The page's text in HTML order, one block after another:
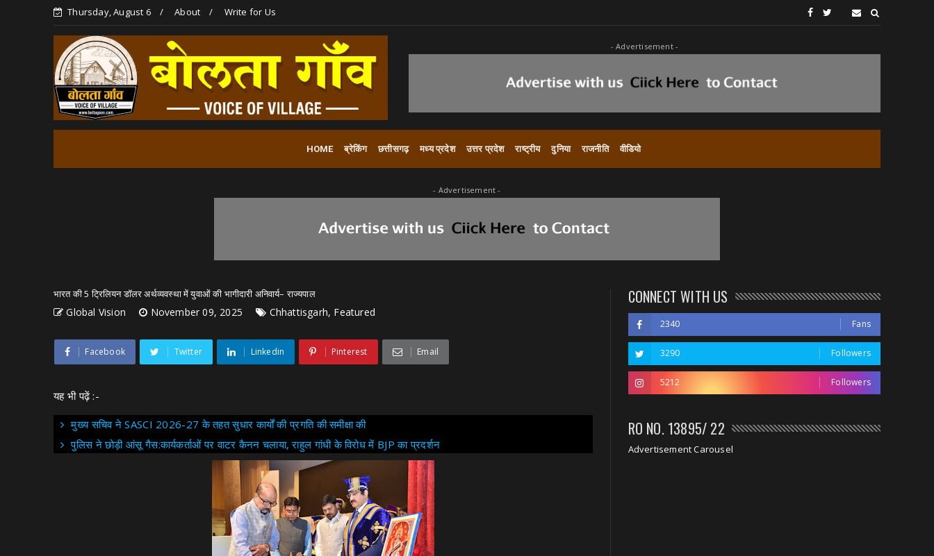
Thursday, August 6 About Write for Us
- Advertisement -
HOME ब्रेकिंग छत्तीसगढ़ मध्य प्रदेश उत्तर प्रदेश राष्ट्रीय दुनिया राजनीति वीडियो
- Advertisement -
भारत की 5 ट्रिलियन डॉलर अर्थव्यवस्था में युवाओं की भागीदारी अनिवार्य– राज्यपाल
Global Vision November 09, 2025 Chhattisgarh, Featured
Facebook Twitter Linkedin Pinterest Email
यह भी पढ़ें :-
मुख्य सचिव ने SASCI 2026-27 के तहत सुधार कार्यों की प्रगति की समीक्षा की
पुलिस ने छोड़ी आंसू गैस:कार्यकर्ताओं पर वाटर कैनन चलाया, राहुल गांधी के विरोध में BJP का प्रदर्शन
CONNECT WITH US
2340 Fans
3290 Followers
5212 Followers
RO NO. 13895/ 22
Advertisement Carousel